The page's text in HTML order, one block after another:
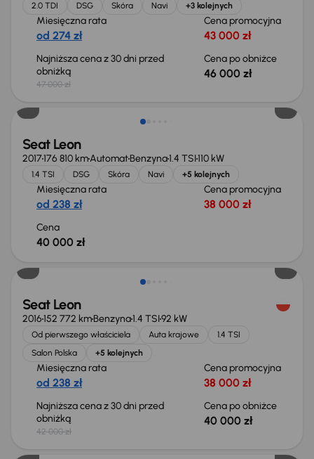
2.0 TDI DSG Skóra Navi +3 kolejnych
Miesięczna rata
od 274 zł
Cena promocyjna
43 000 zł
Najniższa cena z 30 dni przed
obniżką
47 000 zł
Cena po obniżce
46 000 zł
Seat Leon
2017176 810 kmAutomatBenzyna1.4 TSI110 kW
1.4 TSI DSG Skóra Navi +5 kolejnych
Miesięczna rata
od 238 zł
Cena promocyjna
38 000 zł
Cena
40 000 zł
Seat Leon
2016152 772 kmBenzyna1.4 TSI92 kW
Od pierwszego właściciela Auta krajowe
1.4 TSI
Salon Polska
+5 kolejnych
Miesięczna rata
od 238 zł
Cena promocyjna
38 000 zł
Najniższa cena z 30 dni przed
obniżką
42 000 zł
Cena po obniżce
40 000 zł
Taniej o 500 zł